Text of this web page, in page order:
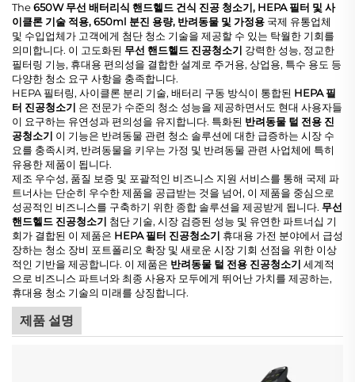
The650W 무선 배터리식 핸드헬드 건식 진공 청소기, HEPA 필터 및 사
이클론 기술 적용, 650ml 분진 용량, 반려동물 및 가정용 국제 유통업체
및 수입업체가 고객에게 첨단 청소 기술을 제공할 수 있는 탁월한 기회를
의미합니다. 이 고도화된 무선 핸드헬드 진공청소기 강력한 성능, 정교한
필터링 기능, 휴대용 편의성을 결합한 설계로 주거용, 상업용, 특수 용도 등
다양한 청소 요구 사항을 충족합니다.
HEPA 필터링, 사이클론 분리 기술, 배터리 구동 방식이 통합된 HEPA 필
터 진공청소기 은 전문가 수준의 청소 성능을 제공하면서도 현대 사용자들
이 요구하는 유연성과 편의성을 유지합니다. 특화된 반려동물 털 전용 진
공청소기 이 기능은 반려동물 관련 청소 솔루션에 대한 급증하는 시장 수
요를 충족시켜, 반려동물을 키우는 가정 및 반려동물 관련 사업체에 특히
유용한 제품이 됩니다.
제조 우수성, 품질 보증 및 포괄적인 비즈니스 지원 서비스를 통해 국제 파
트너사는 단순히 우수한 제품을 공급받는 것을 넘어, 이 제품을 중심으로
성공적인 비즈니스를 구축하기 위한 종합 솔루션을 제공받게 됩니다. 무선
핸드헬드 진공청소기 첨단 기술, 시장 검증된 성능 및 유연한 파트너십 기
회가 결합된 이 제품은 HEPA 필터 진공청소기 휴대용 가전 분야에서 급성
장하는 청소 장비 포트폴리오 확장 및 새로운 시장 기회 선점을 위한 이상
적인 기반을 제공합니다. 이 제품은 반려동물 털 전용 진공청소기 세계적
으로 비즈니스 파트너와 최종 사용자 모두에게 뛰어난 가치를 제공하는,
휴대용 청소 기술의 미래를 상징합니다.
제품 설명